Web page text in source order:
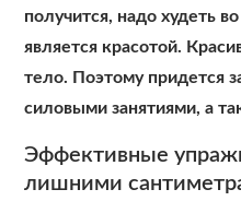
получится, надо худеть
является красотой.
тело. Поэтому придется
силовыми занятиями, а
Эффективные
лишними